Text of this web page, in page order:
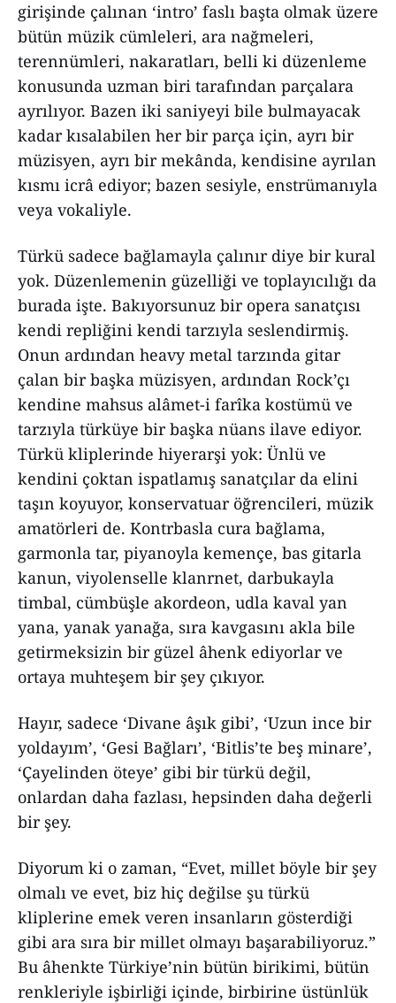
girişinde çalınan ‘intro’ faslı başta olmak üzere
bütün müzik cümleleri, ara nağmeleri,
terennümleri, nakaratları, belli ki düzenleme
konusunda uzman biri tarafından parçalara
ayrılıyor. Bazen iki saniyeyi bile bulmayacak
kadar kısalabilen her bir parça için, ayrı bir
müzisyen, ayrı bir mekânda, kendisine ayrılan
kısmı icrâ ediyor; bazen sesiyle, enstrümanıyla
veya vokaliyle.
Türkü sadece bağlamayla çalınır diye bir kural
yok. Düzenlemenin güzelliği ve toplayıcılığı da
burada işte. Bakıyorsunuz bir opera sanatçısı
kendi repliğini kendi tarzıyla seslendirmiş.
Onun ardından heavy metal tarzında gitar
çalan bir başka müzisyen, ardından Rock’çı
kendine mahsus alâmet-i farîka kostümü ve
tarzıyla türküye bir başka nüans ilave ediyor.
Türkü kliplerinde hiyerarşi yok: Ünlü ve
kendini çoktan ispatlamış sanatçılar da elini
taşın koyuyor, konservatuar öğrencileri, müzik
amatörleri de. Kontrbasla cura bağlama,
garmonla tar, piyanoyla kemençe, bas gitarla
kanun, viyolenselle klanrnet, darbukayla
timbal, cümbüşle akordeon, udla kaval yan
yana, yanak yanağa, sıra kavgasını akla bile
getirmeksizin bir güzel âhenk ediyorlar ve
ortaya muhteşem bir şey çıkıyor.
Hayır, sadece ‘Divane âşık gibi’, ‘Uzun ince bir
yoldayım’, ‘Gesi Bağları’, ‘Bitlis’te beş minare’,
‘Çayelinden öteye’ gibi bir türkü değil,
onlardan daha fazlası, hepsinden daha değerli
bir şey.
Diyorum ki o zaman, “Evet, millet böyle bir şey
olmalı ve evet, biz hiç değilse şu türkü
kliplerine emek veren insanların gösterdiği
gibi ara sıra bir millet olmayı başarabiliyoruz.”
Bu âhenkte Türkiye’nin bütün birikimi, bütün
renkleriyle işbirliği içinde, birbirine üstünlük